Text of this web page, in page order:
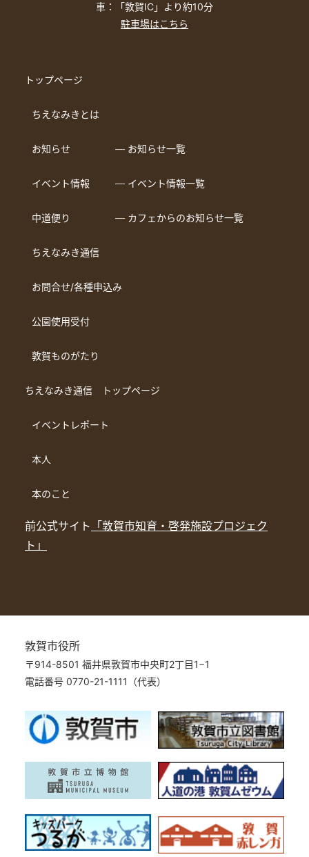
車：「敦賀IC」より約10分
駐車場はこちら
トップページ
ちえなみきとは
お知らせ ― お知らせ一覧
イベント情報 ― イベント情報一覧
中道便り ― カフェからのお知らせ一覧
ちえなみき通信
お問合せ/各種申込み
公園使用受付
敦賀ものがたり
ちえなみき通信 トップページ
イベントレポート
本人
本のこと
前公式サイト 「敦賀市知育・啓発施設プロジェク
ト」
敦賀市役所
〒914-8501 福井県敦賀市中央町2丁目1−1
電話番号 0770-21-1111（代表）